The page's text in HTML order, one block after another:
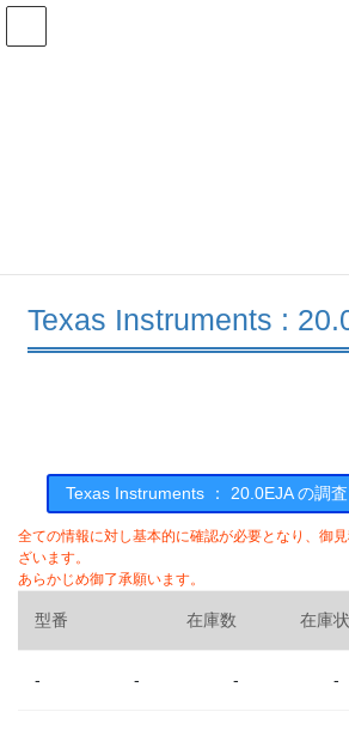
コ
ナ
Texas Instruments :
Texas Instruments ： 20.0EJA の調
全ての情報に対し基本的に確認が必要となり、御
ざいます。
あらかじめ御了承願います。
型番 在庫数 在庫
- - - -